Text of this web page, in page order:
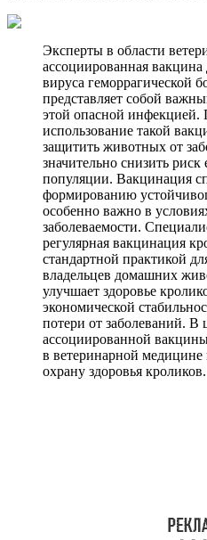
Эксперты в области
ассоциированная
вируса геморрагической
представляет собой
этой опасной
использование такой
защитить животных от
значительно снизить риск
популяции. Вакцинация
формированию
особенно важно в
заболеваемости.
регулярная вакцинация
стандартной практикой
владельцев домашних
улучшает здоровье
экономической
потери от заболеваний. В
ассоциированной
в ветеринарной
охрану здоровья кроликов.